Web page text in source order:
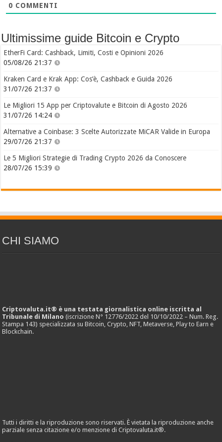
0 COMMENTI
Ultimissime guide Bitcoin e Crypto
EtherFi Card: Cashback, Limiti, Costi e Opinioni 2026
05/08/26 21:37
Kraken Card e Krak App: Cos’è, Cashback e Guida 2026
31/07/26 21:37
Le Migliori 15 App per Criptovalute e Bitcoin di Agosto 2026
31/07/26 14:24
Alternative a Coinbase: 3 Scelte Autorizzate MiCAR Valide in Europa
29/07/26 21:37
Le 5 Migliori Strategie di Trading Crypto 2026 da Conoscere
28/07/26 15:39
CHI SIAMO
Criptovaluta.it® è una testata giornalistica online iscritta al
Tribunale di Milano (iscrizione N° 12776/2022 del 10/10/2022 – Num. Reg.
Stampa 143) specializzata su Bitcoin, Crypto, NFT, Metaverse, Play to Earn e
Blockchain.
Tutti i diritti e la riproduzione sono riservati. È vietata la riproduzione anche
parziale senza citazione e/o menzione di Criptovaluta.it®.